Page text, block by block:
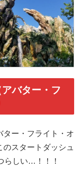
バター・フ
ター・フライト・オ
スタートダッシュ
らしい…！！！